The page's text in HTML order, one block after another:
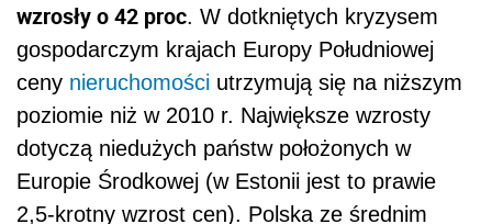
wzrosły o 42 proc. W dotkniętych kryzysem
gospodarczym krajach Europy Południowej
ceny nieruchomości utrzymują się na niższym
poziomie niż w 2010 r. Największe wzrosty
dotyczą niedużych państw położonych w
Europie Środkowej (w Estonii jest to prawie
2,5-krotny wzrost cen). Polska ze średnim